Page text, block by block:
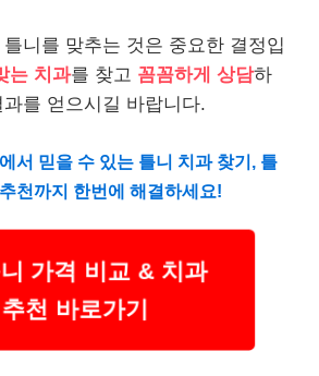
니를 맞추는 것은 중요한 결정입
는 치과를 찾고 꼼꼼하게 상담하
를 얻으시길 바랍니다.
서 믿을 수 있는 틀니 치과 찾기, 틀
천까지 한번에 해결하세요!
가격 비교 & 치과
추천 바로가기